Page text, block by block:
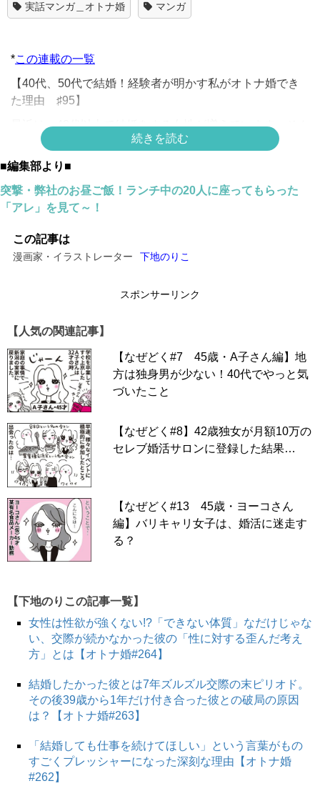
実話マンガ＿オトナ婚 マンガ
*この連載の一覧
【40代、50代で結婚！経験者が明かす私がオトナ婚でき
た理由 ♯95】
最近は、40代以上で結婚をする女性が増えています。そん
なオトナ婚をした方の結婚までの道のりをマンガでレポー
ト！
49歳でゴールインした「エリカさん」編はこちら
。
40歳でゴールインした「エミさん」編は
50歳でゴールインした「キョウコさん」編は
49歳でゴールインした「サチコさん」編は
45歳でゴールインした「リスコさん」編は
43歳でゴールインした「ノゾミさん」編は こちら
50歳でゴールインした「クミさん」編（連載中）はこちら
あなたのオトナ婚体験を聞かせてください！→
スポンサーリンク
続きを読む
■編集部より■
突撃・弊社のお昼ご飯！ランチ中の20人に座ってもらった
「アレ」を見て～！
この記事は
漫画家・イラストレーター 下地のりこ
スポンサーリンク
【人気の関連記事】
【なぜどく#7 45歳・A子さん編】地
方は独身男が少ない！40代でやっと気
づいたこと
【なぜどく#8】42歳独女が月額10万の
セレブ婚活サロンに登録した結果…
【なぜどく#13 45歳・ヨーコさん
編】バリキャリ女子は、婚活に迷走す
る？
【下地のりこの記事一覧】
女性は性欲が強くない!?「できない体質」なだけじゃな
い、交際が続かなかった彼の「性に対する歪んだ考え
方」とは【オトナ婚#264】
結婚したかった彼とは7年ズルズル交際の末ピリオド。
その後39歳から1年だけ付き合った彼との破局の原因
は？【オトナ婚#263】
「結婚しても仕事を続けてほしい」という言葉がもの
すごくプレッシャーになった深刻な理由【オトナ婚
#262】